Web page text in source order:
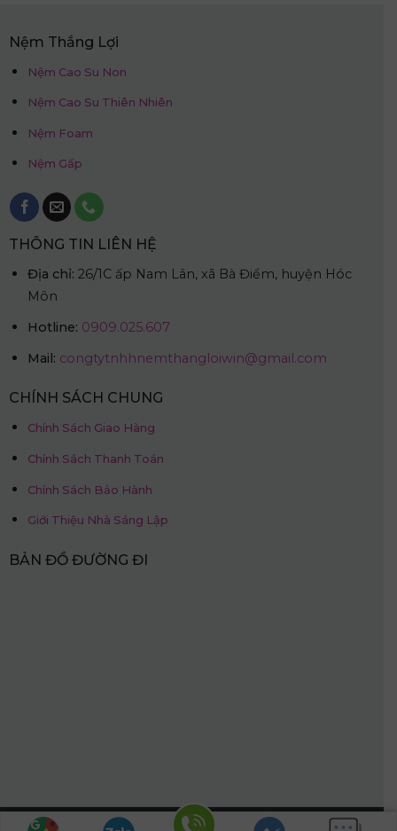
Nệm Thắng Lợi
Nệm Cao Su Non
Nệm Cao Su Thiên Nhiên
Nệm Foam
Nệm Gấp
THÔNG TIN LIÊN HỆ
Địa chỉ: 26/1C ấp Nam Lân, xã Bà Điểm, huyện Hóc
Môn
Hotline: 0909.025.607
Mail: congtytnhhnemthangloiwin@gmail.com
CHÍNH SÁCH CHUNG
Chính Sách Giao Hàng
Chính Sách Thanh Toán
Chính Sách Bảo Hành
Giới Thiệu Nhà Sáng Lập
BẢN ĐỒ ĐƯỜNG ĐI
Hotline: 0968.509.468